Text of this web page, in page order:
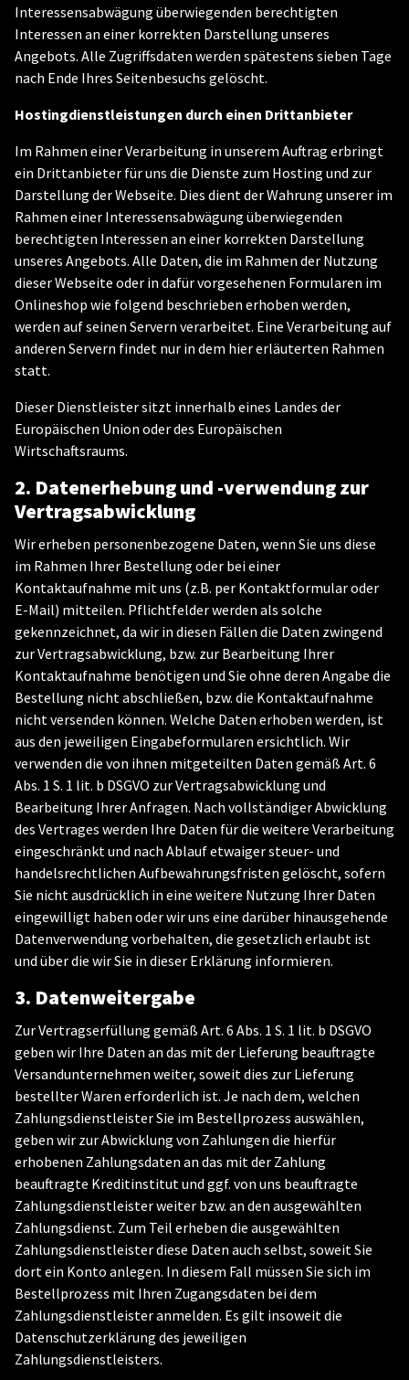
Interessensabwägung überwiegenden berechtigten
Interessen an einer korrekten Darstellung unseres
Angebots. Alle Zugriffsdaten werden spätestens sieben Tage
nach Ende Ihres Seitenbesuchs gelöscht.
Hostingdienstleistungen durch einen Drittanbieter
Im Rahmen einer Verarbeitung in unserem Auftrag erbringt
ein Drittanbieter für uns die Dienste zum Hosting und zur
Darstellung der Webseite. Dies dient der Wahrung unserer im
Rahmen einer Interessensabwägung überwiegenden
berechtigten Interessen an einer korrekten Darstellung
unseres Angebots. Alle Daten, die im Rahmen der Nutzung
dieser Webseite oder in dafür vorgesehenen Formularen im
Onlineshop wie folgend beschrieben erhoben werden,
werden auf seinen Servern verarbeitet. Eine Verarbeitung auf
anderen Servern findet nur in dem hier erläuterten Rahmen
statt.
Dieser Dienstleister sitzt innerhalb eines Landes der
Europäischen Union oder des Europäischen
Wirtschaftsraums.
2. Datenerhebung und -verwendung zur
Vertragsabwicklung
Wir erheben personenbezogene Daten, wenn Sie uns diese
im Rahmen Ihrer Bestellung oder bei einer
Kontaktaufnahme mit uns (z.B. per Kontaktformular oder
E-Mail) mitteilen. Pflichtfelder werden als solche
gekennzeichnet, da wir in diesen Fällen die Daten zwingend
zur Vertragsabwicklung, bzw. zur Bearbeitung Ihrer
Kontaktaufnahme benötigen und Sie ohne deren Angabe die
Bestellung nicht abschließen, bzw. die Kontaktaufnahme
nicht versenden können. Welche Daten erhoben werden, ist
aus den jeweiligen Eingabeformularen ersichtlich. Wir
verwenden die von ihnen mitgeteilten Daten gemäß Art. 6
Abs. 1 S. 1 lit. b DSGVO zur Vertragsabwicklung und
Bearbeitung Ihrer Anfragen. Nach vollständiger Abwicklung
des Vertrages werden Ihre Daten für die weitere Verarbeitung
eingeschränkt und nach Ablauf etwaiger steuer- und
handelsrechtlichen Aufbewahrungsfristen gelöscht, sofern
Sie nicht ausdrücklich in eine weitere Nutzung Ihrer Daten
eingewilligt haben oder wir uns eine darüber hinausgehende
Datenverwendung vorbehalten, die gesetzlich erlaubt ist
und über die wir Sie in dieser Erklärung informieren.
3. Datenweitergabe
Zur Vertragserfüllung gemäß Art. 6 Abs. 1 S. 1 lit. b DSGVO
geben wir Ihre Daten an das mit der Lieferung beauftragte
Versandunternehmen weiter, soweit dies zur Lieferung
bestellter Waren erforderlich ist. Je nach dem, welchen
Zahlungsdienstleister Sie im Bestellprozess auswählen,
geben wir zur Abwicklung von Zahlungen die hierfür
erhobenen Zahlungsdaten an das mit der Zahlung
beauftragte Kreditinstitut und ggf. von uns beauftragte
Zahlungsdienstleister weiter bzw. an den ausgewählten
Zahlungsdienst. Zum Teil erheben die ausgewählten
Zahlungsdienstleister diese Daten auch selbst, soweit Sie
dort ein Konto anlegen. In diesem Fall müssen Sie sich im
Bestellprozess mit Ihren Zugangsdaten bei dem
Zahlungsdienstleister anmelden. Es gilt insoweit die
Datenschutzerklärung des jeweiligen
Zahlungsdienstleisters.